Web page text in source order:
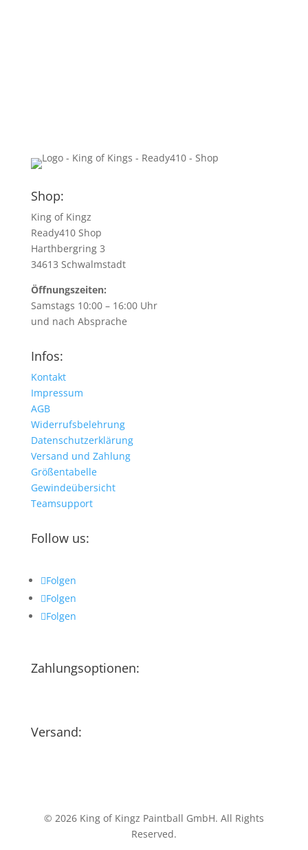
Shop:
King of Kingz
Ready410 Shop
Harthbergring 3
34613 Schwalmstadt
Öffnungszeiten:
Samstags 10:00 – 16:00 Uhr
und nach Absprache
Infos:
Kontakt
Impressum
AGB
Widerrufsbelehrung
Datenschutzerklärung
Versand und Zahlung
Größentabelle
Gewindeübersicht
Teamsupport
Follow us:
Folgen
Folgen
Folgen
Zahlungsoptionen:
Versand:
© 2026 King of Kingz Paintball GmbH. All Rights
Reserved.